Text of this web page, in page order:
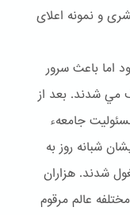
و نمونه اعلاى
اما باعث سرور
مي شدند. بعد از
مسئوليت جامعهء
شبانه روز به
شدند. هزاران
عالم مرقوم